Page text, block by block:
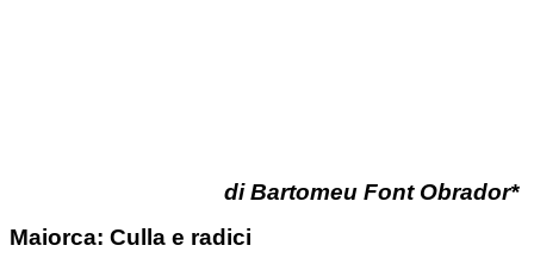
di Bartomeu Font Obrador*
Maiorca: Culla e radici